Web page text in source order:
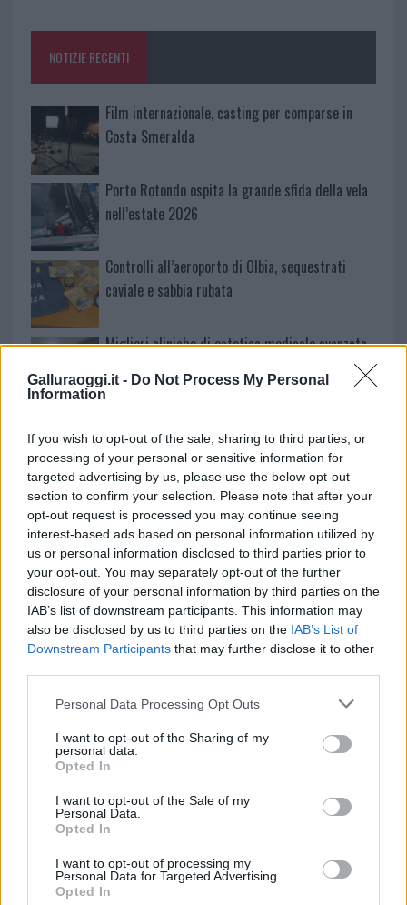
Galluraoggi.it - Do Not Process My Personal
Information
If you wish to opt-out of the sale, sharing to third parties, or
processing of your personal or sensitive information for
targeted advertising by us, please use the below opt-out
section to confirm your selection. Please note that after your
opt-out request is processed you may continue seeing
interest-based ads based on personal information utilized by
us or personal information disclosed to third parties prior to
your opt-out. You may separately opt-out of the further
disclosure of your personal information by third parties on the
IAB’s list of downstream participants. This information may
also be disclosed by us to third parties on the IAB’s List of
Downstream Participants that may further disclose it to other
Please note that this website/app uses one or more Google
not limited to your visit or usage behaviour. You may click to
grant or deny consent to Google and its third-party tags to
use your data for below specified purposes in below Google
consent section.
Personal Data Processing Opt Outs
I want to opt-out of the Sharing of my
personal data.
Opted In
I want to opt-out of the Sale of my
Personal Data.
Opted In
I want to opt-out of processing my
Personal Data for Targeted Advertising.
Opted In
o
k
p
NOTIZIE RECENTI
Film internazionale, casting per comparse in
Costa Smeralda
Porto Rotondo ospita la grande sfida della vela
nell’estate 2026
Controlli all’aeroporto di Olbia, sequestrati
caviale e sabbia rubata
Migliori cliniche di estetica medicale avanzata
in Europa: classifica dei 5 centri di riferimento
pe…
l’inaugurazione
Andrea Mura conquista Palau: grande
partecipazione per il suo racconto
Calangianus, allarme sul centro accoglienza
minori, Albieri: “Episodi gravissimi”
NECROLOGIE
Mario Malu